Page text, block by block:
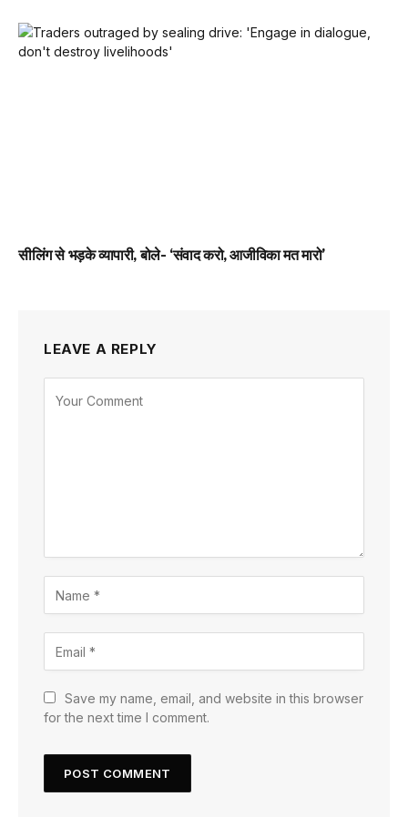
सीलिंग से भड़के व्यापारी, बोले- ‘संवाद करो, आजीविका मत मारो’
LEAVE A REPLY
Save my name, email, and website in this browser
for the next time I comment.